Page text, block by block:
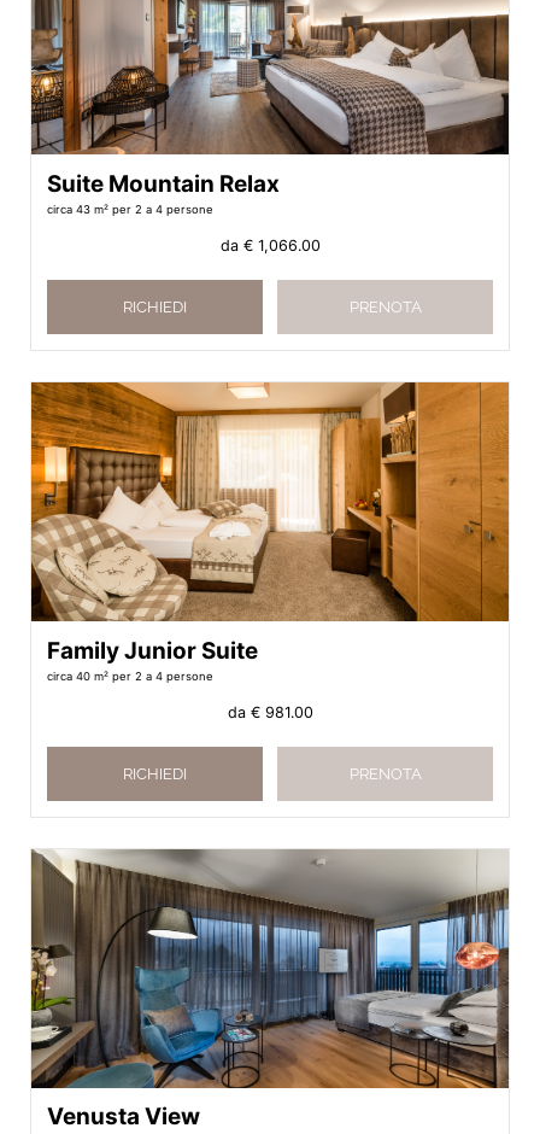
Suite Mountain Relax
circa 43 m² per 2 a 4 persone
da € 1,066.00
RICHIEDI PRENOTA
Family Junior Suite
circa 40 m² per 2 a 4 persone
da € 981.00
RICHIEDI PRENOTA
Venusta View